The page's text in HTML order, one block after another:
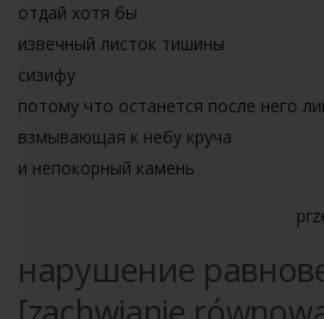
отдай хотя бы
извечный листок тишины
сизифу
потому что останется после него
взмывающая к небу круча
и непокорный камень
нарушение